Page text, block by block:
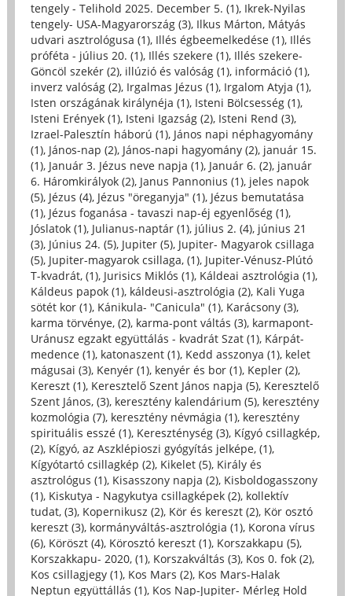
tengely - Telihold 2025. December 5. (1), Ikrek-Nyilas
tengely- USA-Magyarország (3), Ilkus Márton, Mátyás
udvari asztrológusa (1), Illés égbeemelkedése (1), Illés
próféta - július 20. (1), Illés szekere (1), Illés szekere-
Göncöl szekér (2), illúzió és valóság (1), információ (1),
inverz valóság (2), Irgalmas Jézus (1), Irgalom Atyja (1),
Isten országának királynéja (1), Isteni Bölcsesség (1),
Isteni Erények (1), Isteni Igazság (2), Isteni Rend (3),
Izrael-Palesztín háború (1), János napi néphagyomány
(1), János-nap (2), János-napi hagyomány (2), január 15.
(1), Január 3. Jézus neve napja (1), Január 6. (2), január
6. Háromkirályok (2), Janus Pannonius (1), jeles napok
(5), Jézus (4), Jézus "öreganyja" (1), Jézus bemutatása
(1), Jézus foganása - tavaszi nap-éj egyenlőség (1),
Jóslatok (1), Julianus-naptár (1), július 2. (4), június 21
(3), Június 24. (5), Jupiter (5), Jupiter- Magyarok csillaga
(5), Jupiter-magyarok csillaga, (1), Jupiter-Vénusz-Plútó
T-kvadrát, (1), Jurisics Miklós (1), Káldeai asztrológia (1),
Káldeus papok (1), káldeusi-asztrológia (2), Kali Yuga
sötét kor (1), Kánikula- "Canicula" (1), Karácsony (3),
karma törvénye, (2), karma-pont váltás (3), karmapont-
Uránusz egzakt együttálás - kvadrát Szat (1), Kárpát-
medence (1), katonaszent (1), Kedd asszonya (1), kelet
mágusai (3), Kenyér (1), kenyér és bor (1), Kepler (2),
Kereszt (1), Keresztelő Szent János napja (5), Keresztelő
Szent János, (3), keresztény kalendárium (5), keresztény
kozmológia (7), keresztény névmágia (1), keresztény
spirituális esszé (1), Kereszténység (3), Kígyó csillagkép,
(2), Kígyó, az Aszklépioszi gyógyítás jelképe, (1),
Kígyótartó csillagkép (2), Kikelet (5), Király és
asztrológus (1), Kisasszony napja (2), Kisboldogasszony
(1), Kiskutya - Nagykutya csillagképek (2), kollektív
tudat, (3), Kopernikusz (2), Kör és kereszt (2), Kör osztó
kereszt (3), kormányváltás-asztrológia (1), Korona vírus
(6), Köröszt (4), Körosztó kereszt (1), Korszakkapu (5),
Korszakkapu- 2020, (1), Korszakváltás (3), Kos 0. fok (2),
Kos csillagjegy (1), Kos Mars (2), Kos Mars-Halak
Neptun együttállás (1), Kos Nap-Jupiter- Mérleg Hold